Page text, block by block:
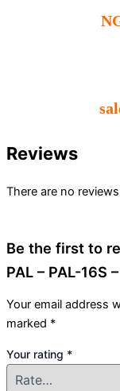
Reviews
There are no
Be the first to
PAL – PAL-16S
Your email address
marked *
Your rating *